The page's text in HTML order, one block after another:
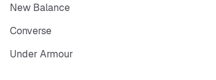
New Balance
Converse
Under Armour